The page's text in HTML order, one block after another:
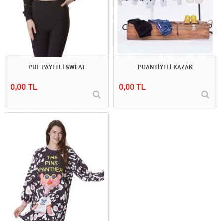
PUL PAYETLİ SWEAT
0,00 TL
PUANTİYELİ KAZAK
0,00 TL